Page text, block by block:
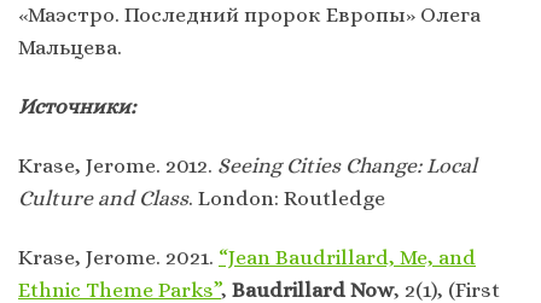
«Маэстро. Последний пророк Европы» Олега
Мальцева.
Источники:
Krase, Jerome. 2012. Seeing Cities Change: Local
Culture and Class. London: Routledge
Krase, Jerome. 2021. “Jean Baudrillard, Me, and
Ethnic Theme Parks”, Baudrillard Now, 2(1), (First